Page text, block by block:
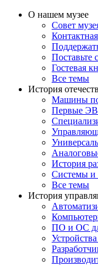
О нашем музее
Совет
Поставьте
Гостевая
Все темы
История
Машины по
Первые
История
Системы и
Все темы
История
ПО и ОС